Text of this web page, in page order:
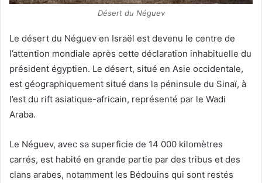
Désert du Néguev
Le désert du Néguev en Israël est devenu le centre de
l’attention mondiale après cette déclaration inhabituelle du
président égyptien. Le désert, situé en Asie occidentale,
est géographiquement situé dans la péninsule du Sinaï, à
l’est du rift asiatique-africain, représenté par le Wadi
Araba.
Le Néguev, avec sa superficie de 14 000 kilomètres
carrés, est habité en grande partie par des tribus et des
clans arabes, notamment les Bédouins qui sont restés